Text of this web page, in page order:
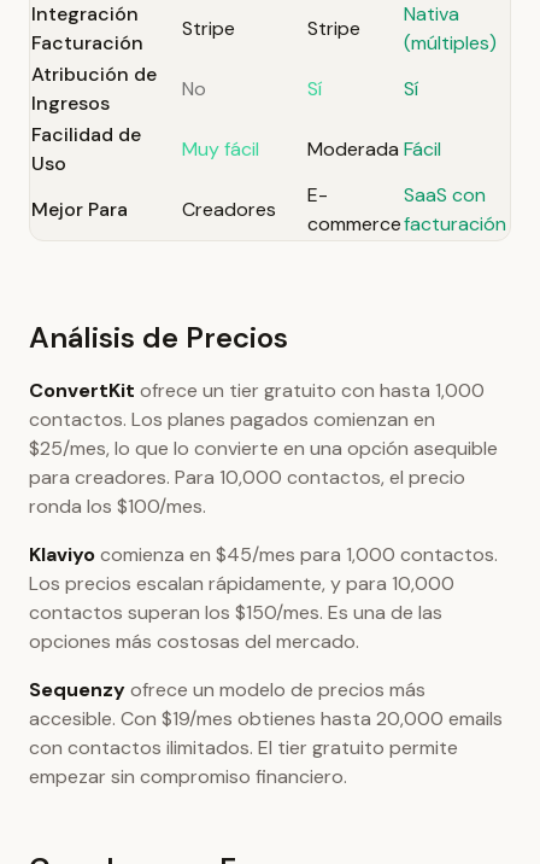
Integración
Facturación
Stripe Stripe
Nativa
(múltiples)
Atribución de
Ingresos
No Sí
Sí
Facilidad de
Uso
Muy fácil Moderada Fácil
Mejor Para Creadores
E-
commerce
SaaS con
facturación
Análisis de Precios
ConvertKit ofrece un tier gratuito con hasta 1,000
contactos. Los planes pagados comienzan en
$25/mes, lo que lo convierte en una opción asequible
para creadores. Para 10,000 contactos, el precio
ronda los $100/mes.
Klaviyocomienza en $45/mes para 1,000 contactos.
Los precios escalan rápidamente, y para 10,000
contactos superan los $150/mes. Es una de las
opciones más costosas del mercado.
Sequenzyofrece un modelo de precios más
accesible. Con $19/mes obtienes hasta 20,000 emails
con contactos ilimitados. El tier gratuito permite
empezar sin compromiso financiero.